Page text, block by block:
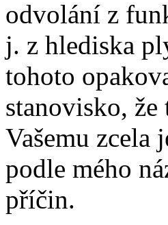
odvolání z
j. z hlediska
tohoto
stanovisko,
Vašemu zcela
podle mého
příčin.